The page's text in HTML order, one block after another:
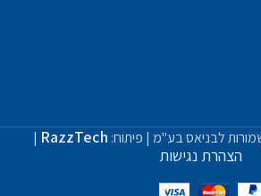
RazzTech
|
הצהרת נגישות